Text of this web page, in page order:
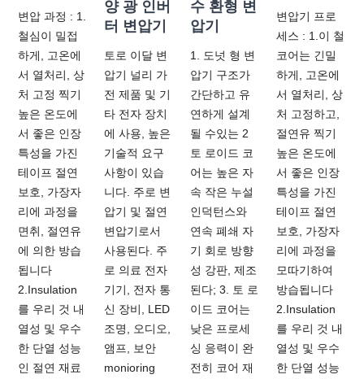
변압 과정 : 1.
철심이 밀접
하게, 고온에
서 열처리, 상
처 고정 찍기
높은 온도에
서 좋은 인장
특성을 가진
테이프 절연
보호, 가장자
리에 과정을
면취, 절연유
에 의한 방습
됩니다
2.Insulation
를 우리 것 내
열성 및 우수
한 단열 성능
인 절연 재료
양 광 인버
터 변압기
토로 이달 변
압기 널리 가
전 제품 및 기
타 전자 장치
에 사용, 높은
기술적 요구
사항이 있습
니다. 주로 변
압기 및 절연
변압기로서
사용된다. 주
로 의료 전자
기기, 전자 통
신 장비, LED
조명, 오디오,
앰프, 보안
monioring
수 환형 변
압기
1. 도넛 형 변
압기 구조가
간단하고 유
연하게 설계
될 수있는 2
토 로이드 코
어는 높은 자
속 작은 누설
인덕턴스와
연속 폐쇄 자
기 회로 방향
성 강판, 제조
된다; 3. 토 로
이드 코어는
낮은 프로세
싱 응력이 완
전히 코어 재
변압기 프로
세스 : 1.이 철
코어는 긴밀
하게, 고온에
서 열처리, 상
처 고정하고,
절연유 찍기
높은 온도에
서 좋은 인장
특성을 가진
테이프 절연
보호, 가장자
리에 과정을
모따기하여
방습됩니다
2.Insulation
를 우리 것 내
열성 및 우수
한 단열 성능